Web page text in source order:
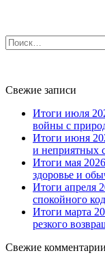
Search
for:
Свежие записи
Итоги июля
войны с
Итоги июня
и неприятных
Итоги мая
здоровье и
Итоги апреля
спокойного
Итоги марта
резкого
Свежие комментарии